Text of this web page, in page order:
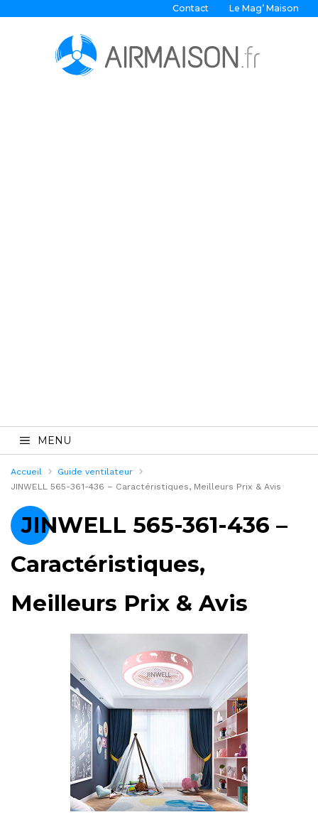
Contact Le Mag’ Maison
MENU
Accueil
Guide ventilateur
JINWELL 565-361-436 – Caractéristiques, Meilleurs Prix & Avis
JINWELL 565-361-436 –
Caractéristiques,
Meilleurs Prix & Avis